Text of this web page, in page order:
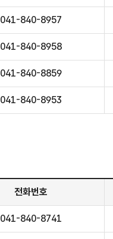
041-840-8957
041-840-8958
041-840-8859
041-840-8953
전화번호
041-840-8741